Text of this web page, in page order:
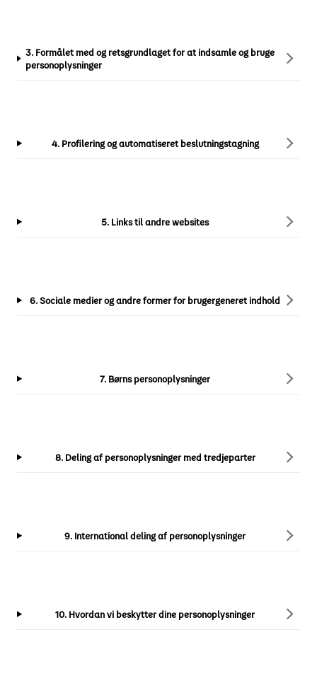
3. Formålet med og retsgrundlaget for at indsamle og bruge
personoplysninger
4. Profilering og automatiseret beslutningstagning
5. Links til andre websites
6. Sociale medier og andre former for brugergeneret indhold
7. Børns personoplysninger
8. Deling af personoplysninger med tredjeparter
9. International deling af personoplysninger
10. Hvordan vi beskytter dine personoplysninger